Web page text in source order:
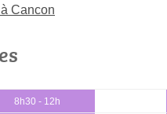
Cancon
8h30 - 12h